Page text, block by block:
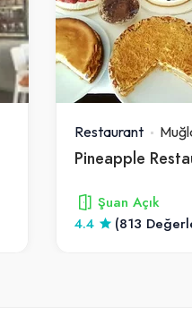
Restaurant
Pineapple
Şuan Açık
4.4
(813